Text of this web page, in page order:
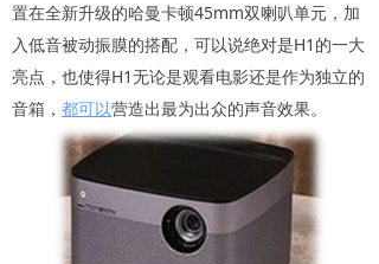
置在全新升级的哈曼卡顿45mm双喇叭单元，加
入低音被动振膜的搭配，可以说绝对是H1的一大
亮点，也使得H1无论是观看电影还是作为独立的
音箱， 都可以营造出最为出众的声音效果。